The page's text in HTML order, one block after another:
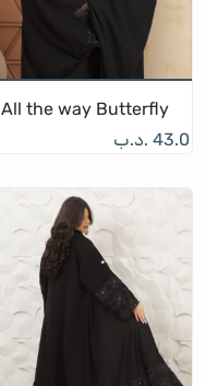
All the way Butterfly
43.0 .د.ب